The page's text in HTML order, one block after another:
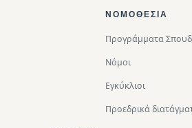
ΝΟΜΟΘΕΣΊΑ
Προγράμματα
Νόμοι
Εγκύκλιοι
Προεδρικά